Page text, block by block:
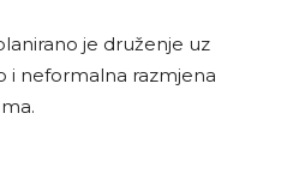
je druženje uz
i neformalna razmjena